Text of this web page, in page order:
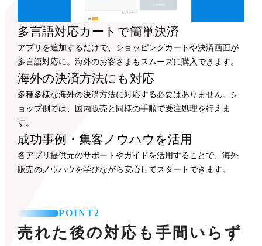
多言語対応カートで簡単決済
アプリを追加するだけで、ショッピングカートや決済画面が
多言語対応に。海外のお客さまもスムーズに購入できます。
海外の決済方法にも 対応
多種多様な海外の決済方法に対応する必要はありません。シ
ョップ側では、国内販売と同様の手順で受注処理を行えま
す。
成功事例・集客ノウハウを活用
各アプリ提供元のサポートやガイドを活用することで、海外
販売のノウハウを学びながら安心してスタートできます。
POINT2
売れた後の対応も手間いらず